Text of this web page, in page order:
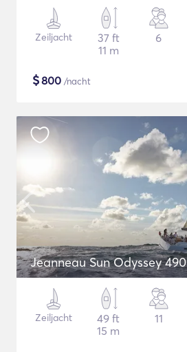
Zeiljacht
37 ft
11 m
6
$800 /nacht
Jeanneau Sun Odyssey 490
Zeiljacht
49 ft
15 m
11